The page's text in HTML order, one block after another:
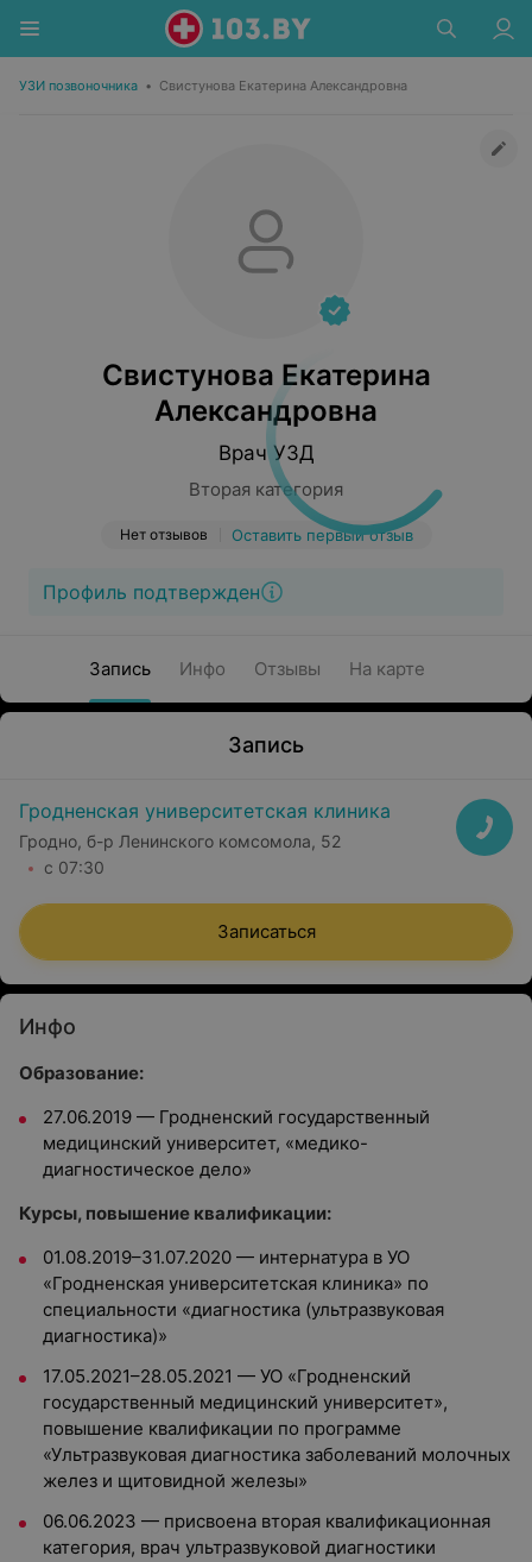
УЗИ позвоночника • Свистунова Екатерина Александровна
Свистунова Екатерина
Александровна
Врач УЗД
Вторая категория
Нет отзывов Оставить первый отзыв
Профиль подтвержден
Запись Инфо Отзывы На карте
Запись
Гродненская университетская клиника
Гродно, б-р Ленинского комсомола, 52
с 07:30
Записаться
Инфо
Образование:
27.06.2019 — Гродненский государственный
медицинский университет, «медико-
диагностическое дело»
Курсы, повышение квалификации:
01.08.2019–31.07.2020 — интернатура в УО
«Гродненская университетская клиника» по
специальности «диагностика (ультразвуковая
диагностика)»
17.05.2021–28.05.2021 — УО «Гродненский
государственный медицинский университет»,
повышение квалификации по программе
«Ультразвуковая диагностика заболеваний молочных
желез и щитовидной железы»
06.06.2023 — присвоена вторая квалификационная
категория, врач ультразвуковой диагностики